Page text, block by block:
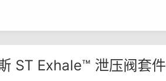
ST Exhale™ 泄压阀套件